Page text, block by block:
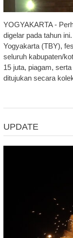
YOGYAKARTA -
digelar pada tahun
Yogyakarta (TBY),
seluruh kabupaten/
15 juta, piagam,
ditujukan secara
UPDATE